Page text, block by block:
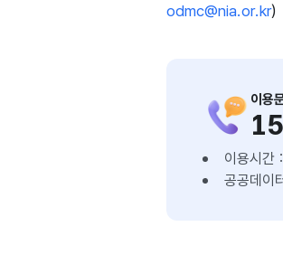
odmc@nia.or.kr)
이용
이용시간
공공데이